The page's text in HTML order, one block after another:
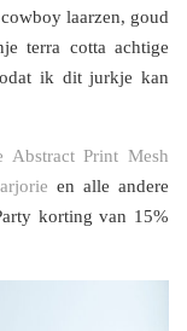
laarzen, goud
terra cotta achtige
ik dit jurkje kan
Abstract Print Mesh
en alle andere
korting van 15%